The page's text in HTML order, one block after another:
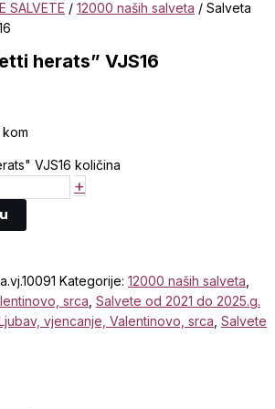
SALVETE / 12000 naših salveta / Salveta
herats” VJS16
VJS16 količina
+
Kategorije: 12000 naših salveta
srca Salvete od 2021 do 2025.g.
vjencanje, Valentinovo, srca Salvete